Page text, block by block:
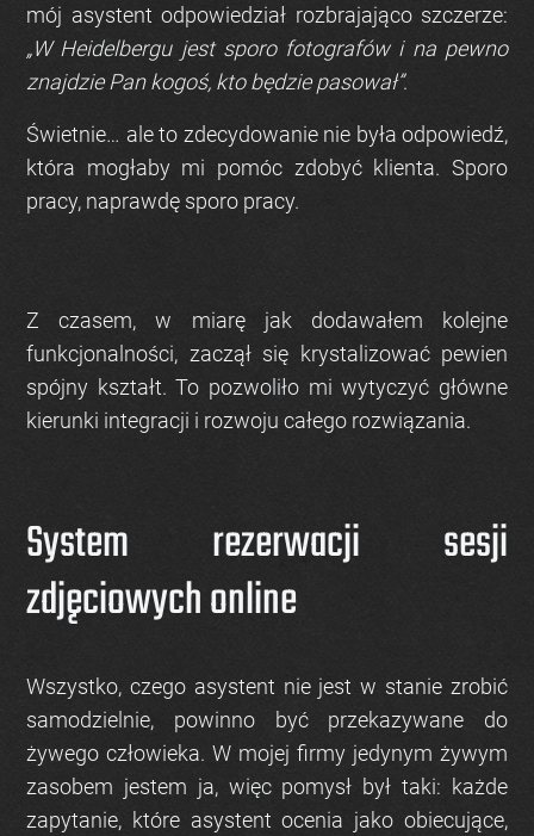
mój asystent odpowiedział rozbrajająco szczerze:
„W Heidelbergu jest sporo fotografów i na pewno
znajdzie Pan kogoś, kto będzie pasował”.
Świetnie… ale to zdecydowanie nie była odpowiedź,
która mogłaby mi pomóc zdobyć klienta. Sporo
pracy, naprawdę sporo pracy.
Z czasem, w miarę jak dodawałem kolejne
funkcjonalności, zaczął się krystalizować pewien
spójny kształt. To pozwoliło mi wytyczyć główne
kierunki integracji i rozwoju całego rozwiązania.
System rezerwacji sesji
zdjęciowych online
Wszystko, czego asystent nie jest w stanie zrobić
samodzielnie, powinno być przekazywane do
żywego człowieka. W mojej firmy jedynym żywym
zasobem jestem ja, więc pomysł był taki: każde
zapytanie, które asystent ocenia jako obiecujące,